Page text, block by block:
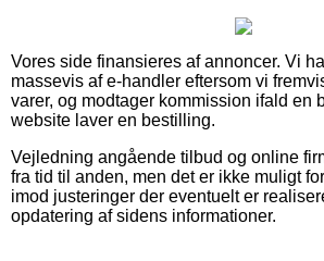
Vores side finansieres af annoncer. Vi
massevis af e-handler eftersom vi
varer, og modtager kommission ifald en
website laver en bestilling.
Vejledning angående tilbud og online
fra tid til anden, men det er ikke muligt
imod justeringer der eventuelt er
opdatering af sidens informationer.